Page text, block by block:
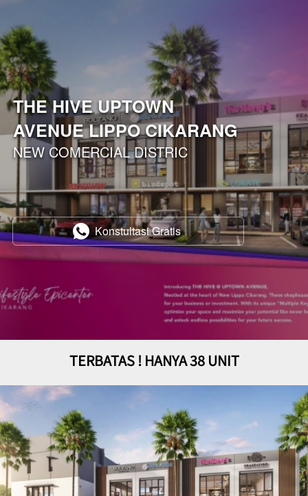
THE HIVE UPTOWN
AVENUE LIPPO CIKARANG
NEW COMERCIAL DISTRIC
` Konstultasi Gratis
TERBATAS ! HANYA 38 UNIT